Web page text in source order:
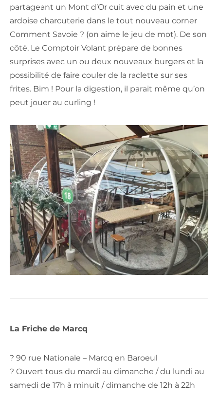
partageant un Mont d’Or cuit avec du pain et une
ardoise charcuterie dans le tout nouveau corner
Comment Savoie ? (on aime le jeu de mot). De son
côté, Le Comptoir Volant prépare de bonnes
surprises avec un ou deux nouveaux burgers et la
possibilité de faire couler de la raclette sur ses
frites. Bim ! Pour la digestion, il parait même qu’on
peut jouer au curling !
La Friche de Marcq
? 90 rue Nationale – Marcq en Baroeul
? Ouvert tous du mardi au dimanche / du lundi au
samedi de 17h à minuit / dimanche de 12h à 22h